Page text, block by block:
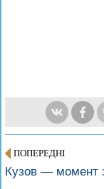
ПОПЕРЕДНІ
Кузов — момент